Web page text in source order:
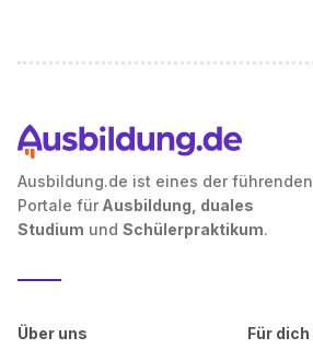
Ausbildung.de ist eines der führenden
Portale für Ausbildung, duales
Studium und Schülerpraktikum.
Über uns Für dich